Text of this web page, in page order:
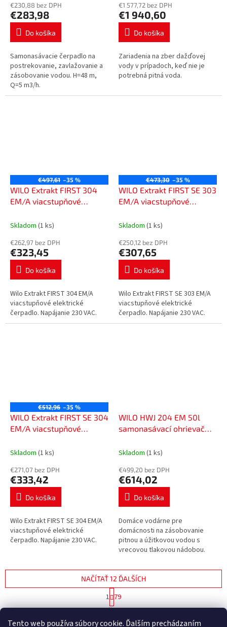
Tento web používa súbory cookie. Ďalším prechádzaním
€230,88 bez DPH
€283,98
Do košíka
Samonasávacie čerpadlo na
postrekovanie, zavlažovanie a
zásobovanie vodou. H=48 m,
Q=5 m3/h.
€1 577,72 bez DPH
€1 940,60
Do košíka
Zariadenia na zber dažďovej
vody v prípadoch, keď nie je
potrebná pitná voda.
€497,61 –35 %
WILO Extrakt FIRST 304
EM/A viacstupňové
6093856
Skladom (1 ks)
€262,97 bez DPH
€323,45
Do košíka
Wilo Extrakt FIRST 304 EM/A
viacstupňové elektrické
čerpadlo. Napájanie 230 VAC.
€473,30 –35 %
WILO Extrakt FIRST SE 303
EM/A viacstupňové
6093857
Skladom (1 ks)
€250,12 bez DPH
€307,65
Do košíka
Wilo Extrakt FIRST SE 303 EM/A
viacstupňové elektrické
čerpadlo. Napájanie 230 VAC.
€512,96 –35 %
WILO Extrakt FIRST SE 304
EM/A viacstupňové
6093858
Skladom (1 ks)
€271,07 bez DPH
€333,42
Do košíka
Wilo Extrakt FIRST SE 304 EM/A
viacstupňové elektrické
čerpadlo. Napájanie 230 VAC.
WILO HWJ 204 EM 50l
samonasávací ohrievač
vreckovou nádobou,
Skladom (1 ks)
€499,20 bez DPH
€614,02
Do košíka
Domáce vodárne pre
domácnosti na zásobovanie
pitnou a úžitkovou vodou s
vrecovou tlakovou nádobou.
O
NAČÍTAŤ 12 ĎALŠÍCH
t
r
1 79
938položiek celkom
HORE